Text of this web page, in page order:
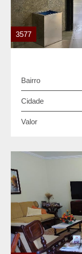
3577
Bairro
Cidade
Valor